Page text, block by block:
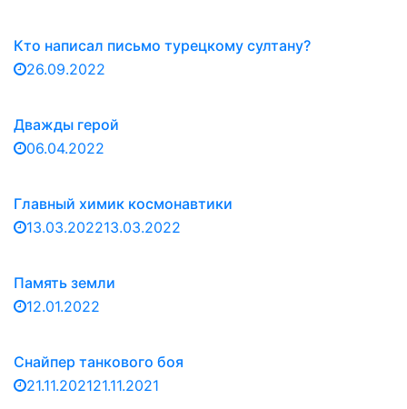
Кто написал письмо турецкому султану?
26.09.2022
Дважды герой
06.04.2022
Главный химик космонавтики
13.03.202213.03.2022
Память земли
12.01.2022
Снайпер танкового боя
21.11.202121.11.2021